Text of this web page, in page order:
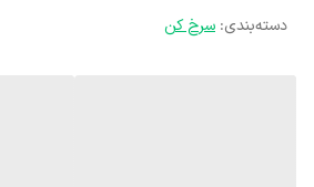
دسته‌بندی: سرخ کن